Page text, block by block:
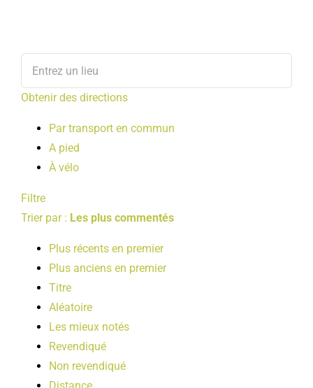
Obtenir des directions
Par transport en commun
A pied
À vélo
Filtre
Trier par : Les plus commentés
Plus récents en premier
Plus anciens en premier
Titre
Aléatoire
Les mieux notés
Revendiqué
Non revendiqué